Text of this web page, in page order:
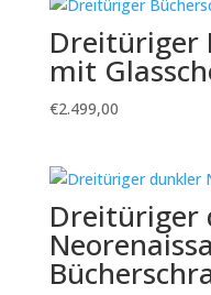
Dreitüriger
mit
€2.499,00
Dreitüriger